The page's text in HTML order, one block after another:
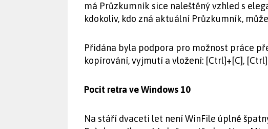
má Průzkumník sice naleštěný vzhled s
kdokoliv, kdo zná aktuální Průzkumník,
Přidána byla podpora pro možnost práce
kopírování, vyjmutí a vložení: [Ctrl]+[C],
Pocit retra ve Windows 10
Na stáří dvaceti let není WinFile úplně